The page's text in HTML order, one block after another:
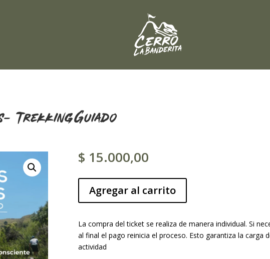
Trekking Guiado
$ 15.000,00
Agregar al carrito
La compra del ticket se realiza de manera individual. Si
al final el pago reinicia el proceso. Esto garantiza la carga
actividad